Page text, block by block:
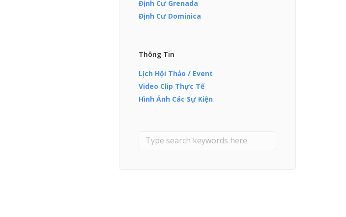
Định Cư Grenada
Định Cư Dominica
Thông Tin
Lịch Hội Thảo / Event
Video Clip Thực Tế
Hình Ảnh Các Sự Kiện